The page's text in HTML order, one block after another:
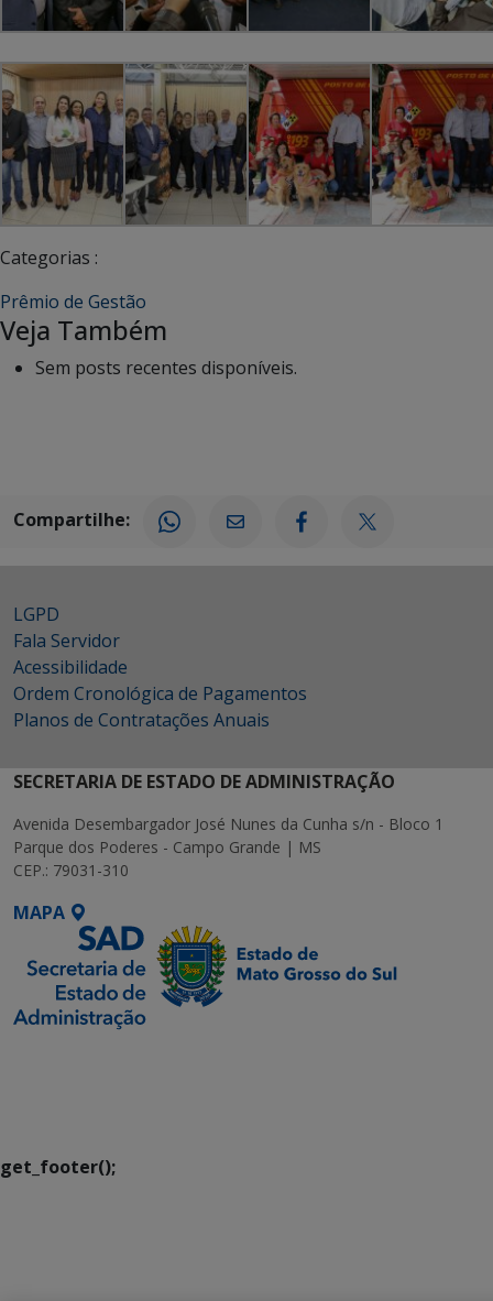
Categorias :
Prêmio de Gestão
Veja Também
Sem posts recentes disponíveis.
Compartilhe:
LGPD
Fala Servidor
Acessibilidade
Ordem Cronológica de Pagamentos
Planos de Contratações Anuais
SECRETARIA DE ESTADO DE ADMINISTRAÇÃO
Avenida Desembargador José Nunes da Cunha s/n - Bloco 1
Parque dos Poderes - Campo Grande | MS
CEP.: 79031-310
MAPA
get_footer();